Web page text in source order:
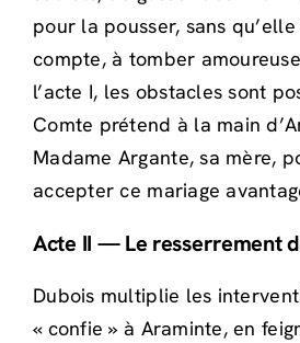
pour la pousser, sans qu’elle
compte, à tomber
l’acte I, les obstacles sont
Comte prétend à la main
Madame Argante, sa mère,
accepter ce mariage
Acte II — Le resserrement
Dubois multiplie les
« confie » à Araminte, en